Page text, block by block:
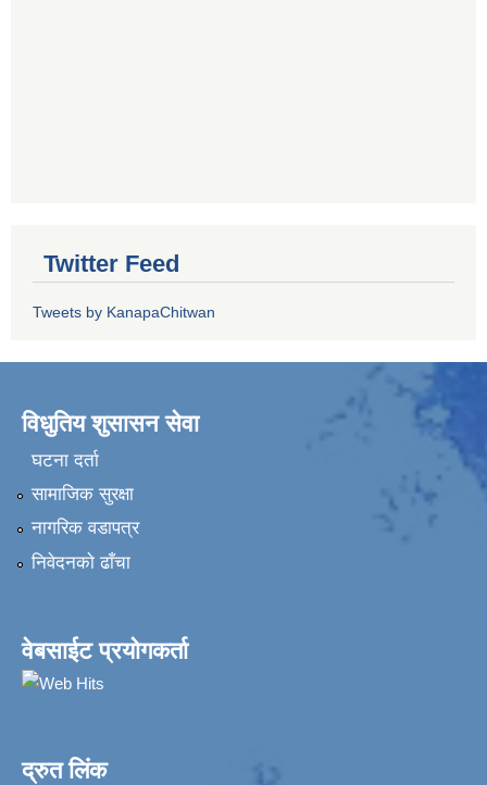
Twitter Feed
Tweets by KanapaChitwan
विधुतिय शुसासन सेवा
घटना दर्ता
सामाजिक सुरक्षा
नागरिक वडापत्र
निवेदनकाे ढाँचा
वेबसाईट प्रयोगकर्ता
द्रुत लिंक